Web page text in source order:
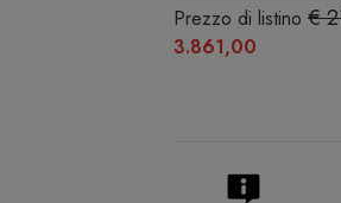
Prezzo di listino €
3.861,00